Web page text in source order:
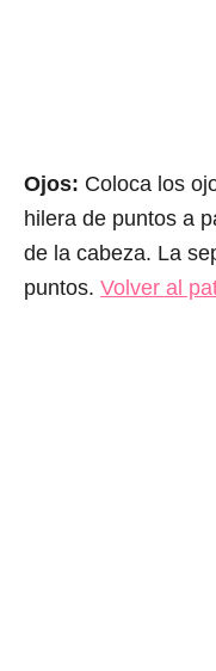
Ojos: Coloca los
hilera de puntos a
de la cabeza. La
puntos. Volver al